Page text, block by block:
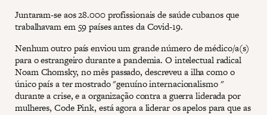
Juntaram-se aos 28.000 profissionais de saúde cubanos que
trabalhavam em 59 países antes da Covid-19.
Nenhum outro país enviou um grande número de médico/a(s)
para o estrangeiro durante a pandemia. O intelectual radical
Noam Chomsky, no mês passado, descreveu a ilha como o
único país a ter mostrado "genuíno internacionalismo "
durante a crise, e a organização contra a guerra liderada por
mulheres, Code Pink, está agora a liderar os apelos para que as